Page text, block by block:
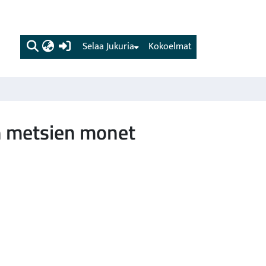
(current) Kokoelmat
Selaa Jukuria
metsien monet